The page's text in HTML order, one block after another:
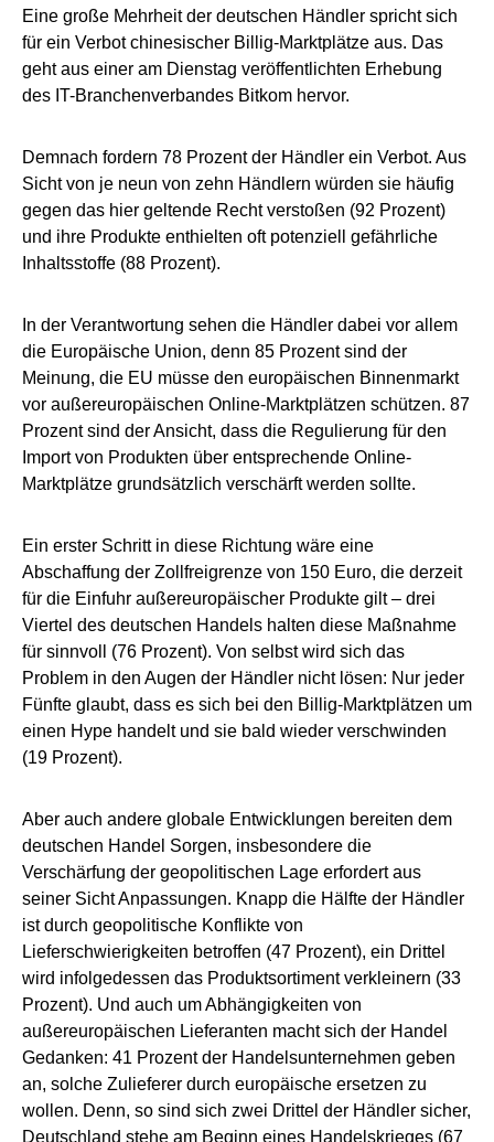
Eine große Mehrheit der deutschen Händler spricht sich
für ein Verbot chinesischer Billig-Marktplätze aus. Das
geht aus einer am Dienstag veröffentlichten Erhebung
des IT-Branchenverbandes Bitkom hervor.
Demnach fordern 78 Prozent der Händler ein Verbot. Aus
Sicht von je neun von zehn Händlern würden sie häufig
gegen das hier geltende Recht verstoßen (92 Prozent)
und ihre Produkte enthielten oft potenziell gefährliche
Inhaltsstoffe (88 Prozent).
In der Verantwortung sehen die Händler dabei vor allem
die Europäische Union, denn 85 Prozent sind der
Meinung, die EU müsse den europäischen Binnenmarkt
vor außereuropäischen Online-Marktplätzen schützen. 87
Prozent sind der Ansicht, dass die Regulierung für den
Import von Produkten über entsprechende Online-
Marktplätze grundsätzlich verschärft werden sollte.
Ein erster Schritt in diese Richtung wäre eine
Abschaffung der Zollfreigrenze von 150 Euro, die derzeit
für die Einfuhr außereuropäischer Produkte gilt – drei
Viertel des deutschen Handels halten diese Maßnahme
für sinnvoll (76 Prozent). Von selbst wird sich das
Problem in den Augen der Händler nicht lösen: Nur jeder
Fünfte glaubt, dass es sich bei den Billig-Marktplätzen um
einen Hype handelt und sie bald wieder verschwinden
(19 Prozent).
Aber auch andere globale Entwicklungen bereiten dem
deutschen Handel Sorgen, insbesondere die
Verschärfung der geopolitischen Lage erfordert aus
seiner Sicht Anpassungen. Knapp die Hälfte der Händler
ist durch geopolitische Konflikte von
Lieferschwierigkeiten betroffen (47 Prozent), ein Drittel
wird infolgedessen das Produktsortiment verkleinern (33
Prozent). Und auch um Abhängigkeiten von
außereuropäischen Lieferanten macht sich der Handel
Gedanken: 41 Prozent der Handelsunternehmen geben
an, solche Zulieferer durch europäische ersetzen zu
wollen. Denn, so sind sich zwei Drittel der Händler sicher,
Deutschland stehe am Beginn eines Handelskrieges (67